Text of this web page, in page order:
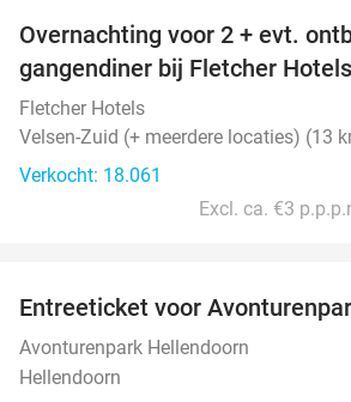
Overnachting voor 2 + evt.
gangendiner bij Fletcher Hotels
Fletcher Hotels
Velsen-Zuid (+ meerdere locaties) (13
Verkocht: 18.061
Excl. ca. €3
Entreeticket voor
Avonturenpark Hellendoorn
Hellendoorn